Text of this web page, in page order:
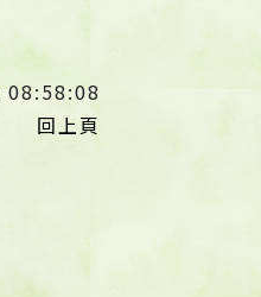
08:58:08
回上頁